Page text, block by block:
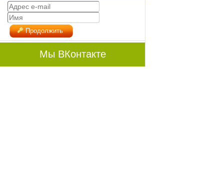
Продолжить
Мы ВКонтакте